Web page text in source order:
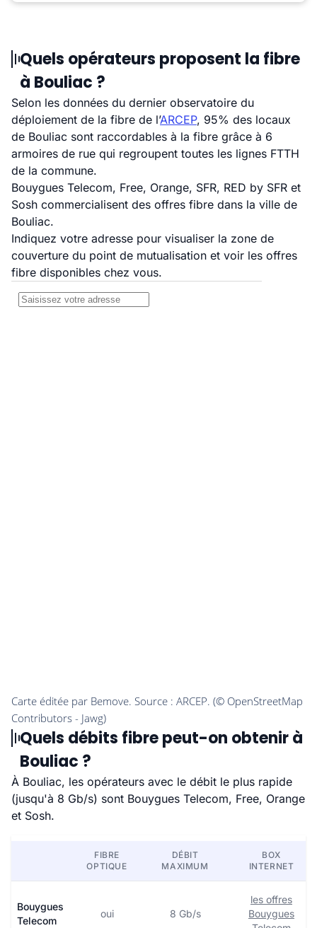
Quels opérateurs proposent la fibre
à Bouliac ?
Selon les données du dernier observatoire du
déploiement de la fibre de l’ARCEP, 95% des locaux
de Bouliac sont raccordables à la fibre grâce à 6
armoires de rue qui regroupent toutes les lignes FTTH
de la commune.
Bouygues Telecom, Free, Orange, SFR, RED by SFR et
Sosh commercialisent des offres fibre dans la ville de
Bouliac.
Indiquez votre adresse pour visualiser la zone de
couverture du point de mutualisation et voir les offres
fibre disponibles chez vous.
Quels débits fibre peut-on obtenir à
Bouliac ?
À Bouliac, les opérateurs avec le débit le plus rapide
(jusqu'à 8 Gb/s) sont Bouygues Telecom, Free, Orange
et Sosh.
FIBRE
OPTIQUE
DÉBIT
MAXIMUM
BOX
INTERNET
Bouygues
Telecom
oui 8 Gb/s
les offres
Bouygues